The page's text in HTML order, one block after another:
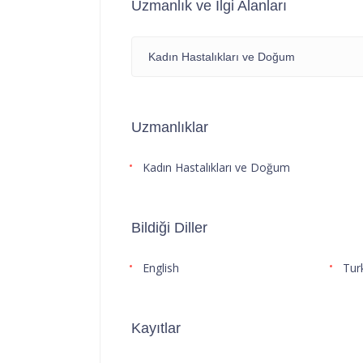
Uzmanlık ve İlgi Alanları
Kadın Hastalıkları ve Doğum
Uzmanlıklar
Kadın Hastalıkları ve Doğum
Bildiği Diller
English
Kayıtlar